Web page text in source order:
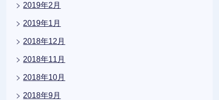
2019年2月
2019年1月
2018年12月
2018年11月
2018年10月
2018年9月